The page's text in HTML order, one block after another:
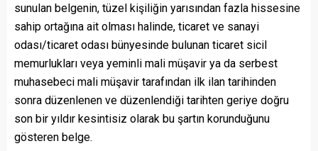
sunulan belgenin, tüzel kişiliğin yarısından fazla hissesine
sahip ortağına ait olması halinde, ticaret ve sanayi
odası/ticaret odası bünyesinde bulunan ticaret sicil
memurlukları veya yeminli mali müşavir ya da serbest
muhasebeci mali müşavir tarafından ilk ilan tarihinden
sonra düzenlenen ve düzenlendiği tarihten geriye doğru
son bir yıldır kesintisiz olarak bu şartın korunduğunu
gösteren belge.